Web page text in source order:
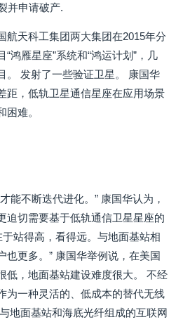
并申请破产.
航天科工集团两大集团在2015年分
鸿雁星座”系统和“鸿运计划”，几
。 发射了一些验证卫星。 康国华
距，低轨卫星通信星座在应用场景
难。
能不断迭代进化。” 康国华认为，
迫切需要基于低轨通信卫星星座的
站得高，看得远。与地面基站相
也更多。” 康国华举例说，在美国
低，地面基站建设难度很大。 不经
为一种灵活的、低成本的替代无线
地面基站和海底光纤组成的互联网